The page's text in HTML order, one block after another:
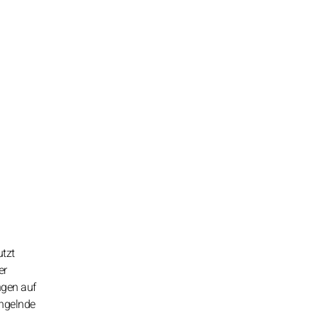
auf